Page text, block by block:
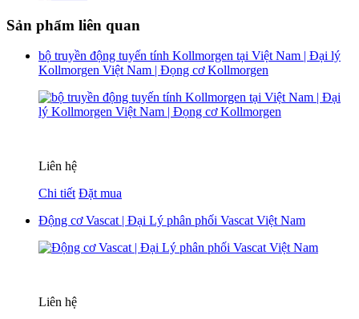
Sản phẩm liên quan
bộ truyền động tuyến tính Kollmorgen tại Việt Nam | Đại lý
Kollmorgen Việt Nam | Đọng cơ Kollmorgen
Liên hệ
Chi tiết Đặt mua
Động cơ Vascat | Đại Lý phân phối Vascat Việt Nam
Liên hệ